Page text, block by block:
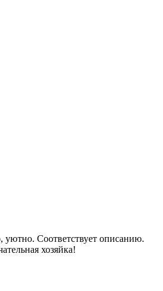
уютно. Соответствует описанию.
хозяйка!